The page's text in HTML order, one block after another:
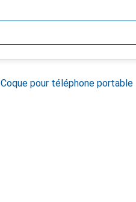
Coque pour téléphone portable